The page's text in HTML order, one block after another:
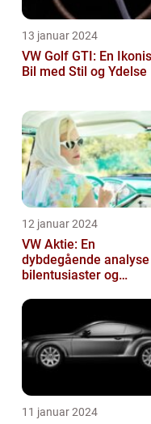
13 januar 2024
VW Golf GTI: En
Bil med Stil og Ydelse
12 januar 2024
VW Aktie: En
dybdegående
bilentusiaster og
11 januar 2024